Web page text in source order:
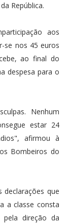
República.
aos
se nos 45 euros
ao final do
despesa para o
Nenhum
estar 24
afirmou à
Bombeiros do
declarações que
a classe consta
pela direção da